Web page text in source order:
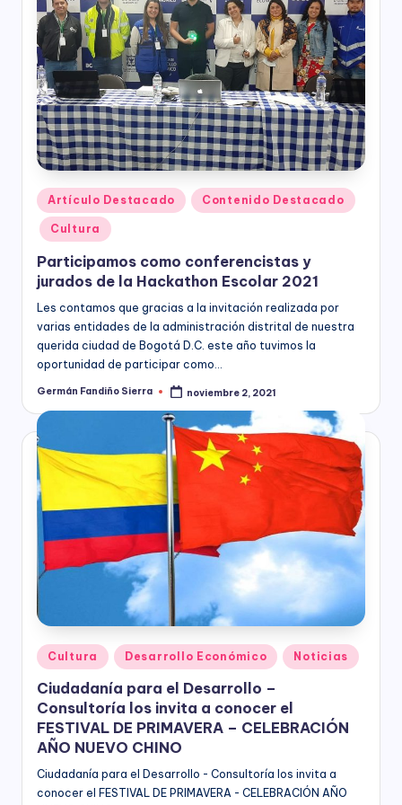
p
a
r
a
el
D
e
s
a
rr
o
ll
o
C
o
n
s
ul
t
o
rí
a
(
a
n
t
e
ciudadanía,
cultura
ciudadana,
responsabilidad
social
empresarial,
debida
diligencia.
Para
trabajar
en
la
construcción
ciudadanía
para
la
construcción
de
paz,
socioeconómico,
cultural
político
de
nuestro
Fundación
Bogotá
ofrece
para
las
Empresas
de
todos
los
de
la
Publicado
en
Artículo Destacado Contenido Destacado
Cultura
Participamos como conferencistas y
jurados de la Hackathon Escolar 2021
Les contamos que gracias a la invitación realizada por
varias entidades de la administración distrital de nuestra
querida ciudad de Bogotá D.C. este año tuvimos la
oportunidad de participar como…
Publicado
Germán Fandiño Sierra noviembre 2, 2021
Publicado
en
Cultura Desarrollo Económico Noticias
Ciudadanía para el Desarrollo –
Consultoría los invita a conocer el
FESTIVAL DE PRIMAVERA – CELEBRACIÓN
AÑO NUEVO CHINO
Ciudadanía para el Desarrollo - Consultoría los invita a
conocer el FESTIVAL DE PRIMAVERA - CELEBRACIÓN AÑO